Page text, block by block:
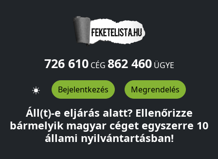
726 610CÉG 862 460ÜGYE
Bejelentkezés Megrendelés
Áll(t)-e eljárás alatt? Ellenőrizze
bármelyik magyar céget egyszerre 10
állami nyilvántartásban!